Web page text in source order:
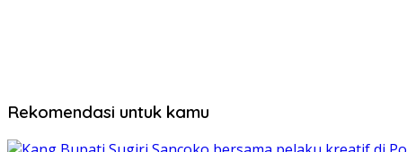
Rekomendasi untuk kamu